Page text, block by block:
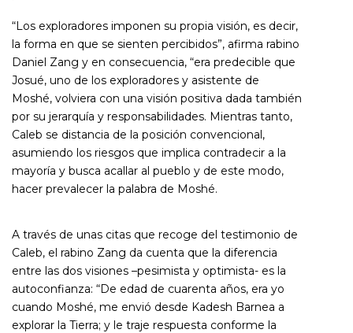
“Los exploradores imponen su propia visión, es decir,
la forma en que se sienten percibidos”, afirma rabino
Daniel Zang y en consecuencia, “era predecible que
Josué, uno de los exploradores y asistente de
Moshé, volviera con una visión positiva dada también
por su jerarquía y responsabilidades. Mientras tanto,
Caleb se distancia de la posición convencional,
asumiendo los riesgos que implica contradecir a la
mayoría y busca acallar al pueblo y de este modo,
hacer prevalecer la palabra de Moshé.
A través de unas citas que recoge del testimonio de
Caleb, el rabino Zang da cuenta que la diferencia
entre las dos visiones –pesimista y optimista- es la
autoconfianza: “De edad de cuarenta años, era yo
cuando Moshé, me envió desde Kadesh Barnea a
explorar la Tierra; y le traje respuesta conforme la